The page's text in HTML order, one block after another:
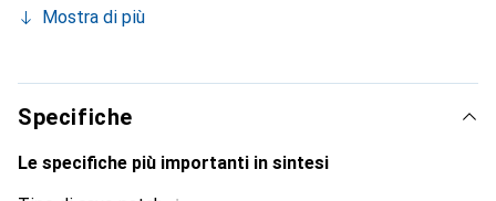
rendendolo un'ottima scelta per le moderne applicazioni di
garantisce una trasmissione del segnale affidabile. I
connettori RJ-45 placcati in oro assicurano una maggiore
resistenza alla corrosione e una connessione ottimale. Con
un design snello e un diametro di soli 3,6 millimetri, questo
Mostra di più
Specifiche
Le specifiche più importanti in sintesi